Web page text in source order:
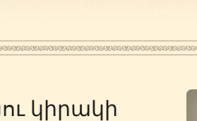
կիրակի